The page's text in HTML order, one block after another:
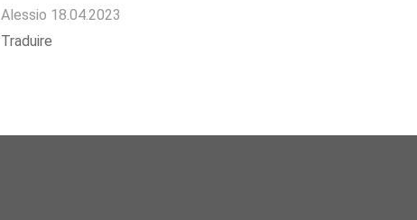
Alessio 18.04.2023
Traduire